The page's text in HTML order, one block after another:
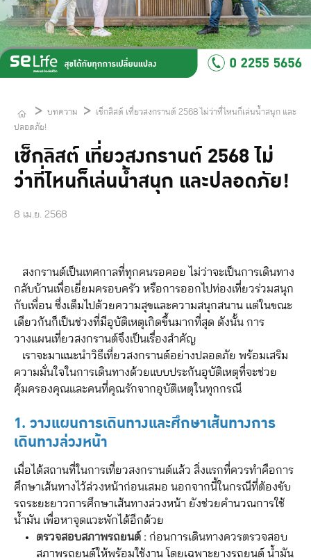
> บทความ >
เช็กลิสต์ เที่ยวสงกรานต์ 2568 ไม่ว่าที่ไหนก็เล่นน้ำสนุก และ
ปลอดภัย!
เช็กลิสต์ เที่ยวสงกรานต์ 2568 ไม่
ว่าที่ไหนก็เล่นน้ำสนุก และปลอดภัย!
8 เม.ย. 2568
สงกรานต์เป็นเทศกาลที่ทุกคนรอคอย ไม่ว่าจะเป็นการเดินทาง
กลับบ้านเพื่อเยี่ยมครอบครัว หรือการออกไปท่องเที่ยวร่วมสนุก
กับเพื่อน ซึ่งเต็มไปด้วยความสุขและความสนุกสนาน แต่ในขณะ
เดียวกันก็เป็นช่วงที่มีอุบัติเหตุเกิดขึ้นมากที่สุด ดังนั้น การ
วางแผนเที่ยวสงกรานต์จึงเป็นเรื่องสำคัญ
เราจะมาแนะนำวิธีเที่ยวสงกรานต์อย่างปลอดภัย พร้อมเสริม
ความมั่นใจในการเดินทางด้วยแบบประกันอุบัติเหตุที่จะช่วย
คุ้มครองคุณและคนที่คุณรักจากอุบัติเหตุในทุกกรณี
1. วางแผนการเดินทางและศึกษาเส้นทางการ
เดินทางล่วงหน้า
เมื่อได้สถานที่ในการเที่ยวสงกรานต์แล้ว สิ่งแรกที่ควรทำคือการ
ศึกษาเส้นทางไว้ล่วงหน้าก่อนเสมอ นอกจากนี้ในกรณีที่ต้องขับ
รถระยะยาวการศึกษาเส้นทางล่วงหน้า ยังช่วยคำนวณการใช้
น้ำมัน เพื่อหาจุดแวะพักได้อีกด้วย
ตรวจสอบสภาพรถยนต์ : ก่อนการเดินทางควรตรวจสอบ
สภาพรถยนต์ให้พร้อมใช้งาน โดยเฉพาะยางรถยนต์ น้ำมัน